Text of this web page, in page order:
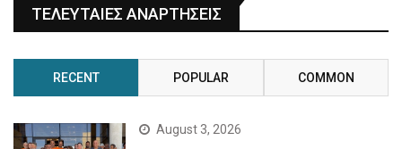
ΤΕΛΕΥΤΑΙΕΣ ΑΝΑΡΤΗΣΕΙΣ
RECENT POPULAR COMMON
August 3, 2026